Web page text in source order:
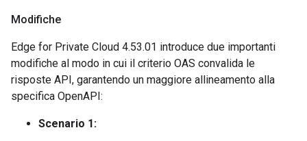
Modifiche
Edge for Private Cloud 4.53.01 introduce due importanti
modifiche al modo in cui il criterio OAS convalida le
risposte API, garantendo un maggiore allineamento alla
specifica OpenAPI:
Scenario 1: